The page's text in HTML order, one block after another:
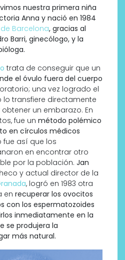
nuestra primera niña
Anna y nació en 1984
Barcelona, gracias al
Barri, ginecólogo, y la
trata de conseguir que un
el óvulo fuera del cuerpo
una vez logrado el
lo transfiere directamente
un embarazo. En
fue un método polémico
en círculos médicos
fue así que los
en encontrar otro
por la población. Jan
y actual director de la
, logró en 1983 otra
en recuperar los ovocitos
con los espermatozoides
inmediatamente en la
se produjera la
más natural.